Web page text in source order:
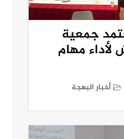
جمعية
لأداء مهام
أخبار البهجة